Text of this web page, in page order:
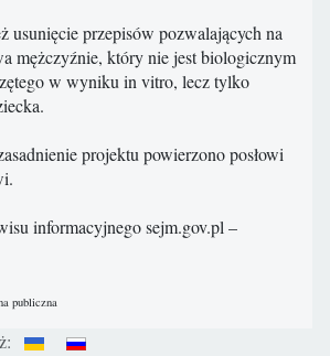
usunięcie przepisów pozwalających na
mężczyźnie, który nie jest biologicznym
w wyniku in vitro, lecz tylko
projektu powierzono posłowi
informacyjnego sejm.gov.pl –
publiczna